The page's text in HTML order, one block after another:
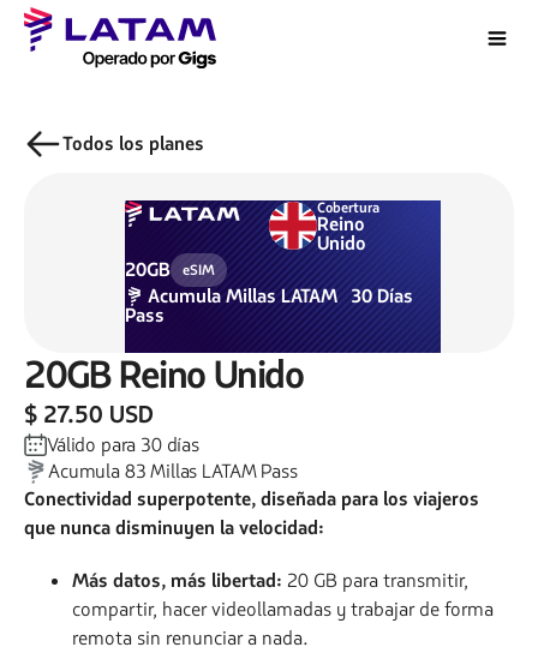
Todos los planes
Cobertura
Reino
Unido
20GB
eSIM
AcumulaMillas LATAM
Pass
30Días
20GBReino Unido
$ 27.50 USD
Válido para 30días
Acumula83Millas LATAM Pass
Conectividad superpotente, diseñada para los viajeros
que nunca disminuyen la velocidad:
Más datos, más libertad: 20 GB para transmitir,
compartir, hacer videollamadas y trabajar de forma
remota sin renunciar a nada.